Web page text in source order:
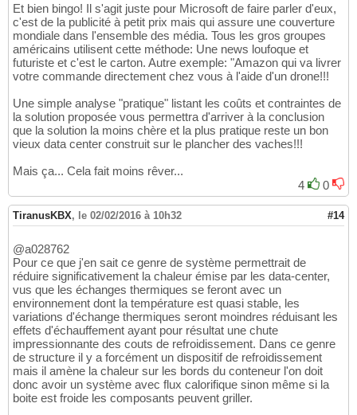
Et bien bingo! Il s'agit juste pour Microsoft de faire parler d'eux,
c'est de la publicité à petit prix mais qui assure une couverture
mondiale dans l'ensemble des média. Tous les gros groupes
américains utilisent cette méthode: Une news loufoque et
futuriste et c'est le carton. Autre exemple: "Amazon qui va livrer
votre commande directement chez vous à l'aide d'un drone!!!
Une simple analyse "pratique" listant les coûts et contraintes de
la solution proposée vous permettra d'arriver à la conclusion
que la solution la moins chère et la plus pratique reste un bon
vieux data center construit sur le plancher des vaches!!!
Mais ça... Cela fait moins rêver...
4
0
TiranusKBX, le 02/02/2016 à 10h32 #14
@a028762
Pour ce que j'en sait ce genre de système permettrait de
réduire significativement la chaleur émise par les data-center,
vus que les échanges thermiques se feront avec un
environnement dont la température est quasi stable, les
variations d'échange thermiques seront moindres réduisant les
effets d'échauffement ayant pour résultat une chute
impressionnante des couts de refroidissement. Dans ce genre
de structure il y a forcément un dispositif de refroidissement
mais il amène la chaleur sur les bords du conteneur l'on doit
donc avoir un système avec flux calorifique sinon même si la
boite est froide les composants peuvent griller.